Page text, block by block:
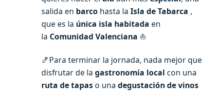
salida en barco hasta la Isla de Tabarca ,
que es la única isla habitada en
la Comunidad Valenciana ⛵
🍤Para terminar la jornada, nada mejor que
disfrutar de la gastronomía local con una
ruta de tapaso una degustación de vinos